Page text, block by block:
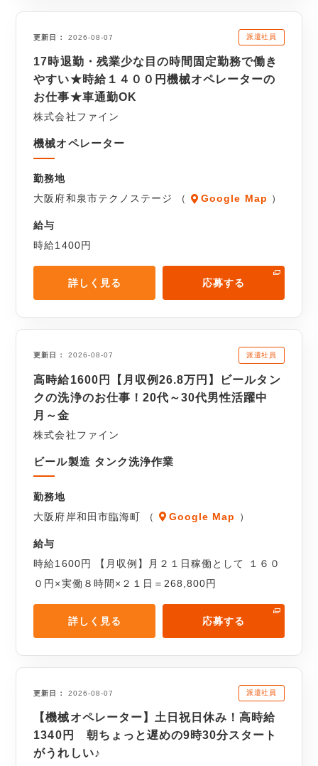
更新日 2026-08-07 派遣社員
17時退勤・残業少な目の時間固定勤務で働き
やすい★時給１４００円機械オペレーターの
お仕事★車通勤OK
株式会社ファイン
機械オペレーター
勤務地
大阪府和泉市テクノステージ （
Google Map ）
給与
時給1400円
詳しく見る 応募する
更新日 2026-08-07 派遣社員
高時給1600円【月収例26.8万円】ビールタン
クの洗浄のお仕事！20代～30代男性活躍中
月～金
株式会社ファイン
ビール製造 タンク洗浄作業
勤務地
大阪府岸和田市臨海町 （
Google Map ）
給与
時給1600円 【月収例】月２１日稼働として １６０
０円×実働８時間×２１日＝268,800円
詳しく見る 応募する
更新日 2026-08-07 派遣社員
【機械オペレーター】土日祝日休み！高時給
1340円 朝ちょっと遅めの9時30分スタート
がうれしい♪